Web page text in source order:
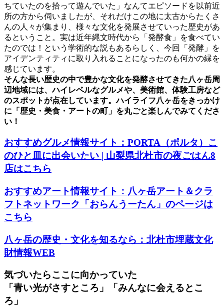
ちていたのを拾って遊んでいた」なんてエピソードを以前近
所の方から伺いましたが、それだけこの地に太古からたくさ
んの人々が集まり、様々な文化を発展させていった歴史があ
るということ。実は近年縄文時代から「発酵食」を食べてい
たのでは！という学術的な説もあるらしく、今回「発酵」を
アイデンティティに取り入れることになったのも何かの縁を
感じています。
そんな長い歴史の中で豊かな文化を発酵させてきた八ヶ岳周
辺地域には、ハイレベルなグルメや、美術館、体験工房など
のスポットが点在しています。ハイライフ八ヶ岳をきっかけ
に「歴史・美食・アートの町」を丸ごと楽しんでみてくださ
い！
おすすめグルメ情報サイト：PORTA（ポルタ）こ
のひと皿に出会いたい | 山梨県北杜市の夜ごはん8
店はこちら
おすすめアート情報サイト：八ヶ岳アート＆クラ
フトネットワーク「おらんうーたん」のページは
こちら
八ヶ岳の歴史・文化を知るなら：北杜市埋蔵文化
財情報WEB
気づいたらここに向かっていた
「青い光がさすところ」「みんなに会えるとこ
ろ」